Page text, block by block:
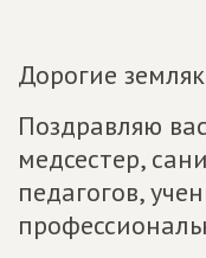
Дорогие
Поздравляю
медсестер,
педагогов,